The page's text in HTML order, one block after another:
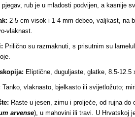
pjegav, rub je u mladosti podvijen, a kasnije
2-5 cm visok i 1-4 mm debeo, valjkast, na
vlaknast.
Prilično su razmaknuti, s prisutnim su
Eliptične, duguljaste, glatke, 8.5-12.5
Tanko, vlaknasto, bjelkasto ili svijetložuto;
Raste u jesen, zimu i proljeće, od rujna
arvense), u mahovini ili travi. U Hrvatskoj